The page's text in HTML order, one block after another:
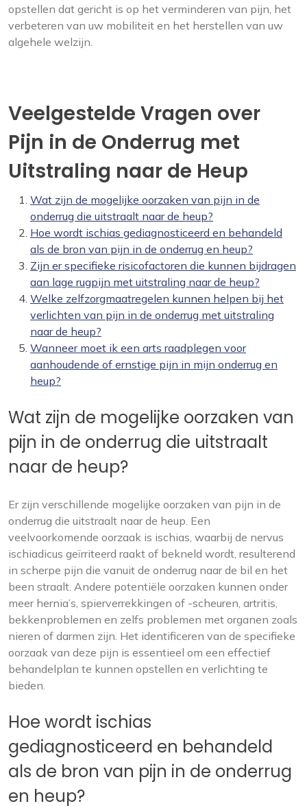
opstellen dat gericht is op het verminderen van pijn, het
verbeteren van uw mobiliteit en het herstellen van uw
algehele welzijn.
Veelgestelde Vragen over
Pijn in de Onderrug met
Uitstraling naar de Heup
Wat zijn de mogelijke oorzaken van pijn in de
onderrug die uitstraalt naar de heup?
Hoe wordt ischias gediagnosticeerd en behandeld
als de bron van pijn in de onderrug en heup?
Zijn er specifieke risicofactoren die kunnen bijdragen
aan lage rugpijn met uitstraling naar de heup?
Welke zelfzorgmaatregelen kunnen helpen bij het
verlichten van pijn in de onderrug met uitstraling
naar de heup?
Wanneer moet ik een arts raadplegen voor
aanhoudende of ernstige pijn in mijn onderrug en
heup?
Wat zijn de mogelijke oorzaken van
pijn in de onderrug die uitstraalt
naar de heup?
Er zijn verschillende mogelijke oorzaken van pijn in de
onderrug die uitstraalt naar de heup. Een
veelvoorkomende oorzaak is ischias, waarbij de nervus
ischiadicus geïrriteerd raakt of bekneld wordt, resulterend
in scherpe pijn die vanuit de onderrug naar de bil en het
been straalt. Andere potentiële oorzaken kunnen onder
meer hernia’s, spierverrekkingen of -scheuren, artritis,
bekkenproblemen en zelfs problemen met organen zoals
nieren of darmen zijn. Het identificeren van de specifieke
oorzaak van deze pijn is essentieel om een effectief
behandelplan te kunnen opstellen en verlichting te
bieden.
Hoe wordt ischias
gediagnosticeerd en behandeld
als de bron van pijn in de onderrug
en heup?